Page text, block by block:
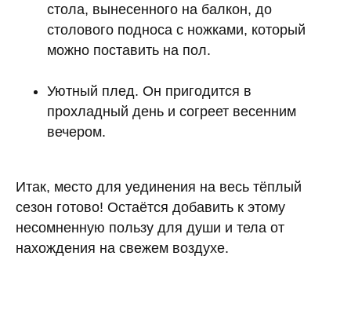
стола, вынесенного на балкон, до
столового подноса с ножками, который
можно поставить на пол.
Уютный плед. Он пригодится в
прохладный день и согреет весенним
вечером.
Итак, место для уединения на весь тёплый
сезон готово! Остаётся добавить к этому
несомненную пользу для души и тела от
нахождения на свежем воздухе.